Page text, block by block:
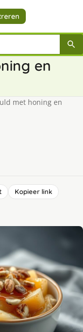
en
met honing en
Kopieer link